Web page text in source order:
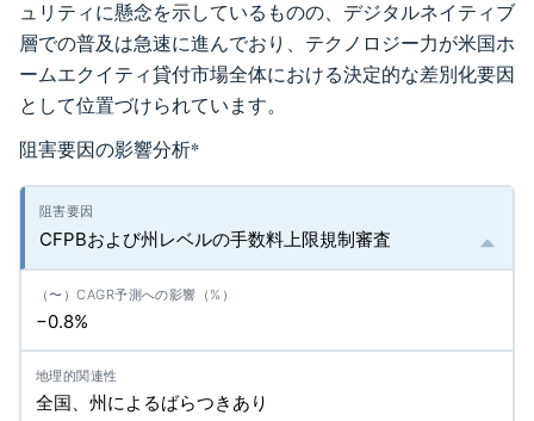
ュリティに懸念を示しているものの、デジタルネイティブ
層での普及は急速に進んでおり、テクノロジー力が米国ホ
ームエクイティ貸付市場全体における決定的な差別化要因
として位置づけられています。
阻害要因の影響分析*
CFPBおよび州レベルの手数料上限規制審査
−0.8%
全国、州によるばらつきあり